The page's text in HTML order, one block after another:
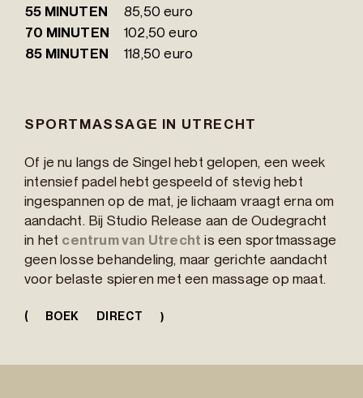
55 MINUTEN
85,50 euro
70 MINUTEN
102,50 euro
85 MINUTEN
118,50 euro
SPORTMASSAGE IN UTRECHT
Of je nu langs de Singel hebt gelopen, een week
intensief padel hebt gespeeld of stevig hebt
ingespannen op de mat, je lichaam vraagt erna om
aandacht. Bij Studio Release aan de Oudegracht
in het centrum van Utrecht is een sportmassage
geen losse behandeling, maar gerichte aandacht
voor belaste spieren met een massage op maat.
( BOEK DIRECT